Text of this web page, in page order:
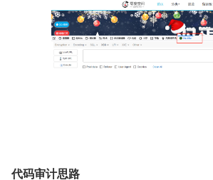
代码审计思路